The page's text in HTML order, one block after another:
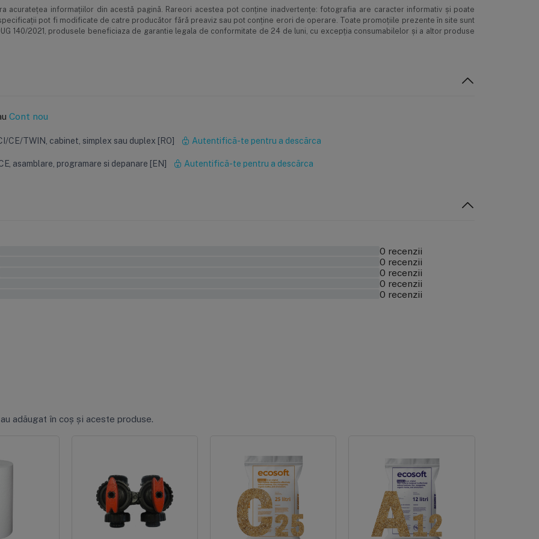
acurateţea informaţiilor din acestă pagină. Rareori acestea pot conţine inadvertenţe: fotografia are caracter informativ şi poate
pot fi modificate de catre producător fără preaviz sau pot conţine erori de operare. Toate promoţiile prezente în site sunt
140/2021, produsele beneficiaza de garantie legala de conformitate de 24 de luni, cu excepția consumabilelor și a altor produse
Cont nou
CE/TWIN, cabinet, simplex sau duplex [RO] Autentifică-te pentru a descărca
asamblare, programare si depanare [EN] Autentifică-te pentru a descărca
0 recenzii
0 recenzii
0 recenzii
0 recenzii
0 recenzii
adăugat în coș și aceste produse.